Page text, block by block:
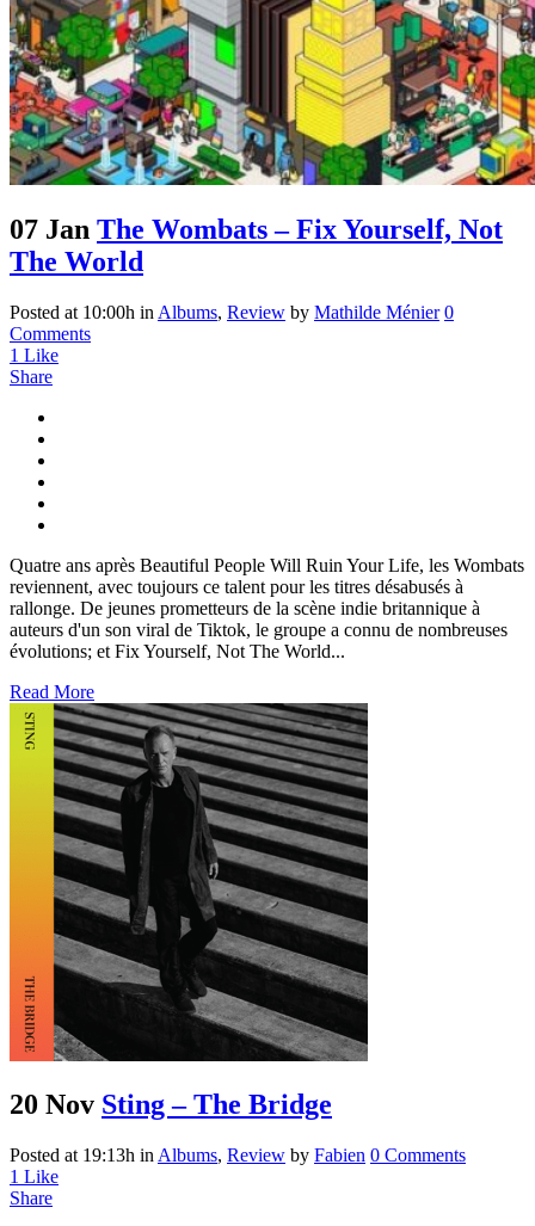
07 Jan The Wombats – Fix Yourself, Not
The World
Posted at 10:00h in Albums, Review by Mathilde Ménier 0
Comments
1 Like
Share
Quatre ans après Beautiful People Will Ruin Your Life, les Wombats
reviennent, avec toujours ce talent pour les titres désabusés à
rallonge. De jeunes prometteurs de la scène indie britannique à
auteurs d'un son viral de Tiktok, le groupe a connu de nombreuses
évolutions; et Fix Yourself, Not The World...
Read More
20 Nov Sting – The Bridge
Posted at 19:13h in Albums, Review by Fabien 0 Comments
1 Like
Share